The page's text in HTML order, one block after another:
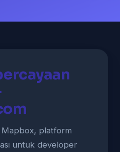
Mapbox, platform
untuk developer